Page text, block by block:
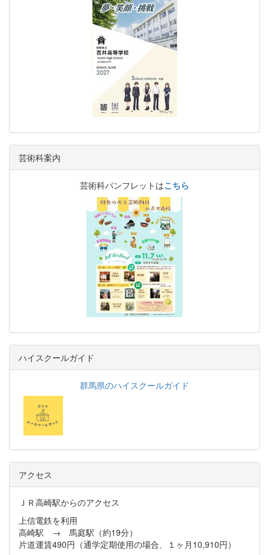
芸術科案内
芸術科パンフレットはこちら
ハイスクールガイド
群馬県のハイスクールガイド
アクセス
ＪＲ高崎駅からのアクセス
上信電鉄を利用
高崎駅 → 馬庭駅（約19分）
片道運賃490円（通学定期使用の場合、１ヶ月10,910円）